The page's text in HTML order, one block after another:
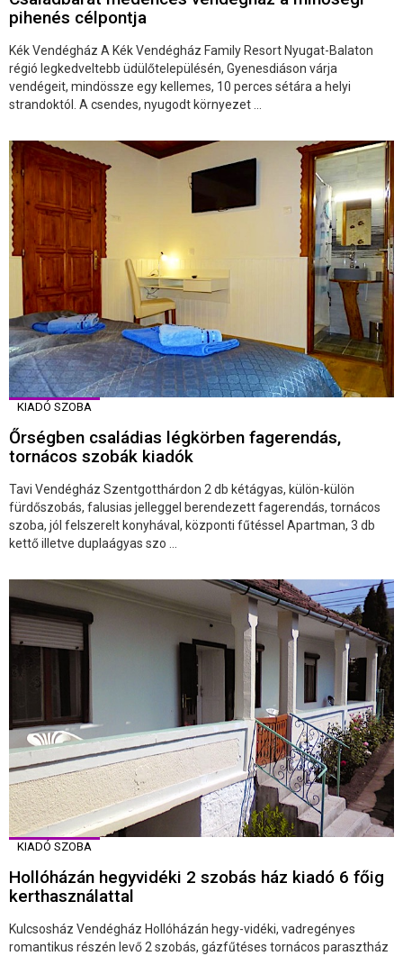
pihenés célpontja
Kék Vendégház A Kék Vendégház Family Resort Nyugat-Balaton
régió legkedveltebb üdülőtelepülésén, Gyenesdiáson várja
vendégeit, mindössze egy kellemes, 10 perces sétára a helyi
strandoktól. A csendes, nyugodt környezet ...
KIADÓ SZOBA
Őrségben családias légkörben fagerendás,
tornácos szobák kiadók
Tavi Vendégház Szentgotthárdon 2 db kétágyas, külön-külön
fürdőszobás, falusias jelleggel berendezett fagerendás, tornácos
szoba, jól felszerelt konyhával, központi fűtéssel Apartman, 3 db
kettő illetve duplaágyas szo ...
KIADÓ SZOBA
Hollóházán hegyvidéki 2 szobás ház kiadó 6 főig
kerthasználattal
Kulcsosház Vendégház Hollóházán hegy-vidéki, vadregényes
romantikus részén levő 2 szobás, gázfűtéses tornácos parasztház